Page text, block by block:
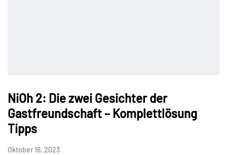
NiOh 2: Die zwei Gesichter der
Gastfreundschaft – Komplettlösung
Tipps
Oktober 16, 2023